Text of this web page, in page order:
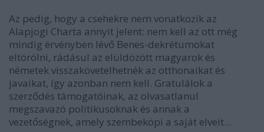
Az pedig, hogy a csehekre nem vonatkozik az
Alapjogi Charta annyit jelent: nem kell az ott még
mindig érvényben lévő Benes-dekrétumokat
eltörölni, rádásul az elüldözött magyarok és
németek visszakövetelhetnék az otthonaikat és
javaikat, így azonban nem kell. Gratulálok a
szerződés támogatóinak, az olvasatlanul
megszavazó politikusoknak és annak a
vezetőségnek, amely szembeköpi a saját elveit...